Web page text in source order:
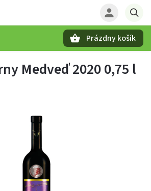
Prázdny košík
Medveď 2020 0,75 l